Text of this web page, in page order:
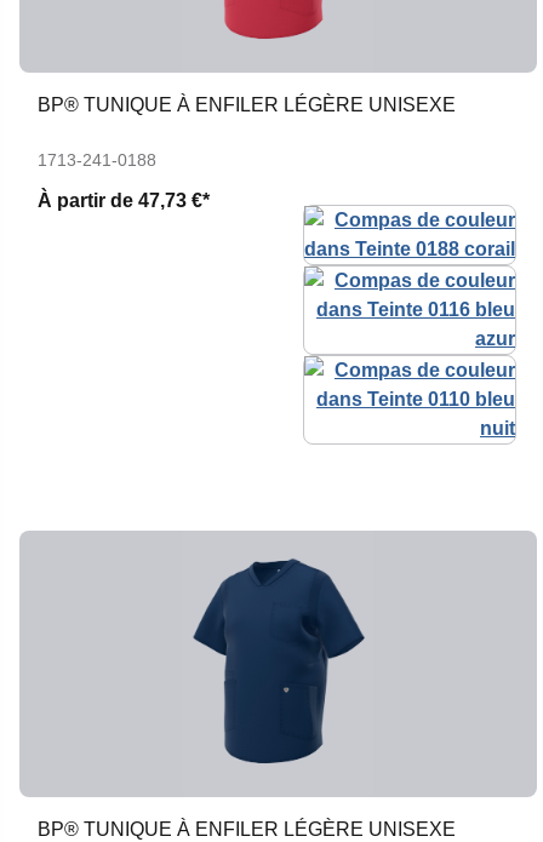
BP® TUNIQUE À ENFILER LÉGÈRE UNISEXE
1713-241-0188
À partir de 47,73 €*
BP® TUNIQUE À ENFILER LÉGÈRE UNISEXE